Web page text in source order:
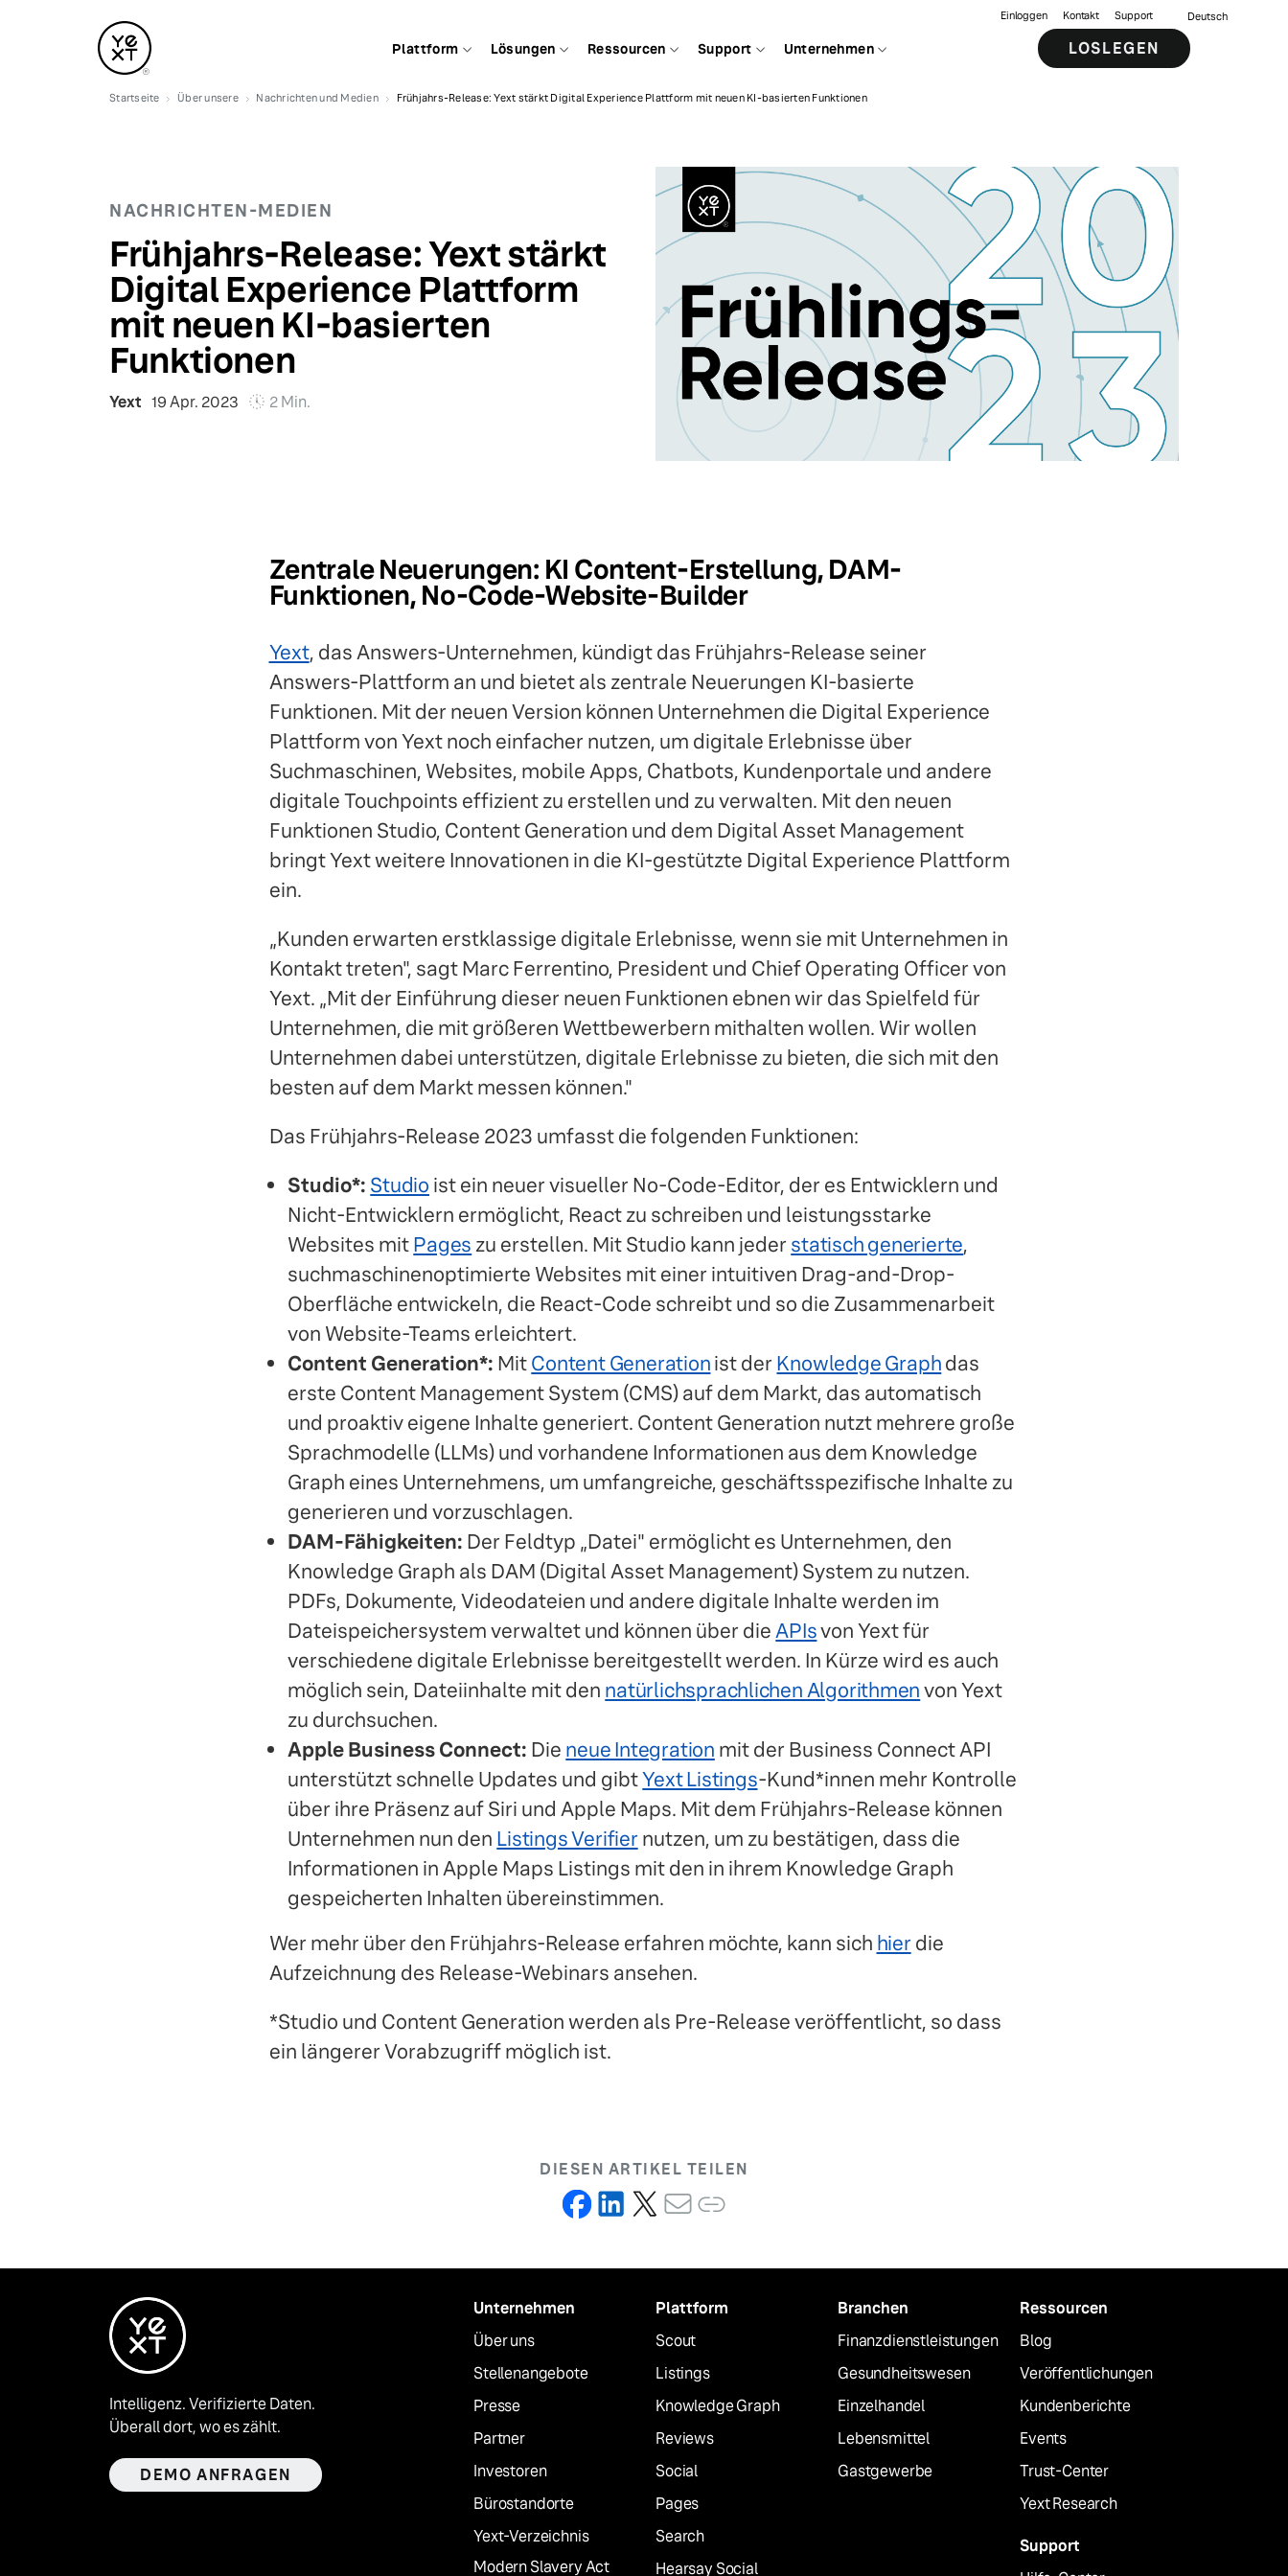
Plattform Lösungen Ressourcen Support Unternehmen
Einloggen Kontakt Support Deutsch
LOSLEGEN
Startseite Über unsere Nachrichten und Medien Frühjahrs-Release: Yext stärkt Digital Experience Plattform mit neuen KI-basierten Funktionen
NACHRICHTEN-MEDIEN
Frühjahrs-Release: Yext stärkt
Digital Experience Plattform
mit neuen KI-basierten
Funktionen
Yext 19 Apr. 2023 2 Min.
Zentrale Neuerungen: KI Content-Erstellung, DAM-
Funktionen, No-Code-Website-Builder
Yext, das Answers-Unternehmen, kündigt das Frühjahrs-Release seiner
Answers-Plattform an und bietet als zentrale Neuerungen KI-basierte
Funktionen. Mit der neuen Version können Unternehmen die Digital Experience
Plattform von Yext noch einfacher nutzen, um digitale Erlebnisse über
Suchmaschinen, Websites, mobile Apps, Chatbots, Kundenportale und andere
digitale Touchpoints effizient zu erstellen und zu verwalten. Mit den neuen
Funktionen Studio, Content Generation und dem Digital Asset Management
bringt Yext weitere Innovationen in die KI-gestützte Digital Experience Plattform
ein.
„Kunden erwarten erstklassige digitale Erlebnisse, wenn sie mit Unternehmen in
Kontakt treten", sagt Marc Ferrentino, President und Chief Operating Officer von
Yext. „Mit der Einführung dieser neuen Funktionen ebnen wir das Spielfeld für
Unternehmen, die mit größeren Wettbewerbern mithalten wollen. Wir wollen
Unternehmen dabei unterstützen, digitale Erlebnisse zu bieten, die sich mit den
besten auf dem Markt messen können."
Das Frühjahrs-Release 2023 umfasst die folgenden Funktionen:
Studio*: Studio ist ein neuer visueller No-Code-Editor, der es Entwicklern und
Nicht-Entwicklern ermöglicht, React zu schreiben und leistungsstarke
Websites mitPages zu erstellen. Mit Studio kann jeder statisch generierte,
suchmaschinenoptimierte Websites mit einer intuitiven Drag-and-Drop-
Oberfläche entwickeln, die React-Code schreibt und so die Zusammenarbeit
von Website-Teams erleichtert.
Content Generation*: MitContent Generationist der Knowledge Graphdas
erste Content Management System (CMS) auf dem Markt, das automatisch
und proaktiv eigene Inhalte generiert. Content Generation nutzt mehrere große
Sprachmodelle (LLMs) und vorhandene Informationen aus dem Knowledge
Graph eines Unternehmens, um umfangreiche, geschäftsspezifische Inhalte zu
generieren und vorzuschlagen.
DAM-Fähigkeiten: Der Feldtyp „Datei" ermöglicht es Unternehmen, den
Knowledge Graph als DAM (Digital Asset Management) System zu nutzen.
PDFs, Dokumente, Videodateien und andere digitale Inhalte werden im
Dateispeichersystem verwaltet und können über dieAPIsvon Yext für
verschiedene digitale Erlebnisse bereitgestellt werden. In Kürze wird es auch
möglich sein, Dateiinhalte mit den natürlichsprachlichen Algorithmenvon Yext
zu durchsuchen.
Apple Business Connect: Die neue Integration mit der Business Connect API
unterstützt schnelle Updates und gibtYext Listings-Kund*innen mehr Kontrolle
über ihre Präsenz auf Siri und Apple Maps. Mit dem Frühjahrs-Release können
Unternehmen nun den Listings Verifier nutzen, um zu bestätigen, dass die
Informationen in Apple Maps Listings mit den in ihrem Knowledge Graph
gespeicherten Inhalten übereinstimmen.
Wer mehr über den Frühjahrs-Release erfahren möchte, kann sich hier die
Aufzeichnung des Release-Webinars ansehen.
*Studio und Content Generation werden als Pre-Release veröffentlicht, so dass
ein längerer Vorabzugriff möglich ist.
DIESEN ARTIKEL TEILEN
Intelligenz. Verifizierte Daten.
Überall dort, wo es zählt.
DEMO ANFRAGEN
Unternehmen
Über uns
Stellenangebote
Presse
Partner
Investoren
Bürostandorte
Yext-Verzeichnis
Modern Slavery Act
Plattform
Scout
Listings
Knowledge Graph
Reviews
Social
Pages
Search
Hearsay Social
Branchen
Finanzdienstleistungen
Gesundheitswesen
Einzelhandel
Lebensmittel
Gastgewerbe
Ressourcen
Blog
Veröffentlichungen
Kundenberichte
Events
Trust-Center
Yext Research
Support